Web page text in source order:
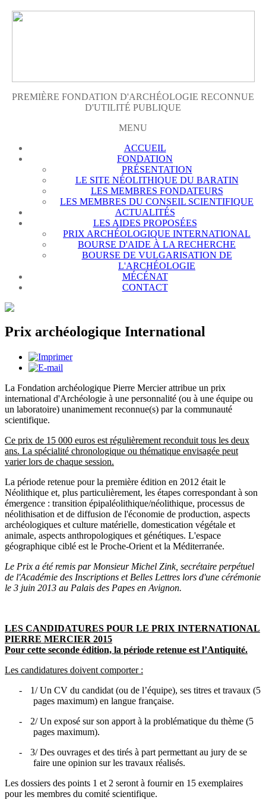
PREMIÈRE FONDATION D'ARCHÉOLOGIE RECONNUE
D'UTILITÉ PUBLIQUE
MENU
ACCUEIL
FONDATION
PRÉSENTATION
LE SITE NÉOLITHIQUE DU BARATIN
LES MEMBRES FONDATEURS
LES MEMBRES DU CONSEIL SCIENTIFIQUE
ACTUALITÉS
LES AIDES PROPOSÉES
PRIX ARCHÉOLOGIQUE INTERNATIONAL
BOURSE D'AIDE À LA RECHERCHE
BOURSE DE VULGARISATION DE
L'ARCHÉOLOGIE
MÉCÉNAT
CONTACT
Prix archéologique International
La Fondation archéologique Pierre Mercier attribue un prix
international d'Archéologie à une personnalité (ou à une équipe ou
un laboratoire) unanimement reconnue(s) par la communauté
scientifique.
Ce prix de 15 000 euros est régulièrement reconduit tous les deux
ans. La spécialité chronologique ou thématique envisagée peut
varier lors de chaque session.
La période retenue pour la première édition en 2012 était le
Néolithique et, plus particulièrement, les étapes correspondant à son
émergence : transition épipaléolithique/néolithique, processus de
néolithisation et de diffusion de l'économie de production, aspects
archéologiques et culture matérielle, domestication végétale et
animale, aspects anthropologiques et génétiques. L'espace
géographique ciblé est le Proche-Orient et la Méditerranée.
Le Prix a été remis par Monsieur Michel Zink, secrétaire perpétuel
de l'Académie des Inscriptions et Belles Lettres lors d'une cérémonie
le 3 juin 2013 au Palais des Papes en Avignon.
LES CANDIDATURES POUR LE PRIX INTERNATIONAL
PIERRE MERCIER 2015
Pour cette seconde édition, la période retenue est l’Antiquité.
Les candidatures doivent comporter :
-
1/ Un CV du candidat (ou de l’équipe), ses titres et travaux (5
pages maximum) en langue française.
-
2/ Un exposé sur son apport à la problématique du thème (5
pages maximum).
-
3/ Des ouvrages et des tirés à part permettant au jury de se
faire une opinion sur les travaux réalisés.
Les dossiers des points 1 et 2 seront à fournir en 15 exemplaires
pour les membres du comité scientifique.